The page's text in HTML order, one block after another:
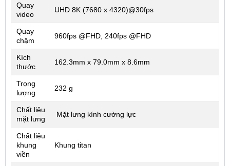
Quay
video
UHD 8K (7680 x 4320)@30fps
Quay
chậm
960fps @FHD, 240fps @FHD
Kích
thước
162.3mm x 79.0mm x 8.6mm
Trọng
lượng
232 g
Chất liệu
mặt lưng
Mặt lưng kính cường lực
Chất liệu
khung
viền
Khung titan